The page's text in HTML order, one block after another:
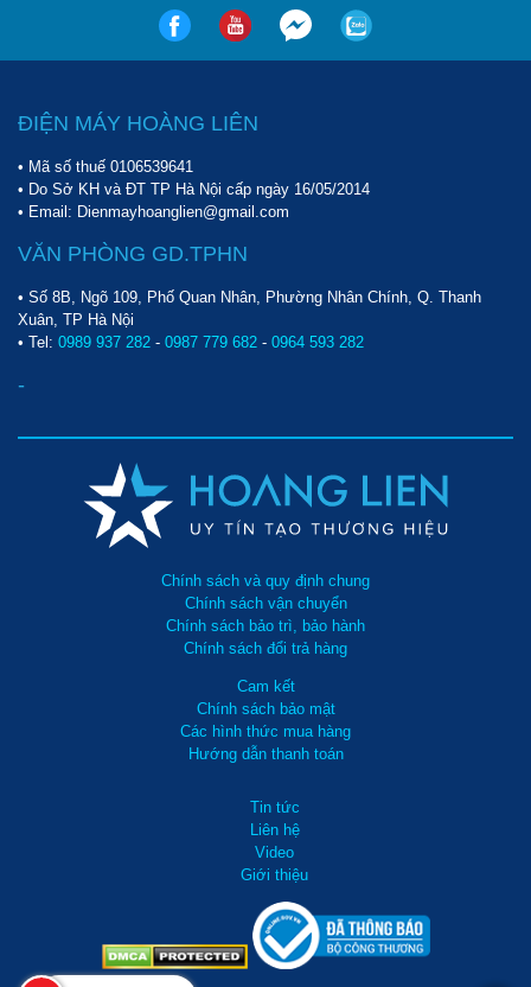
ĐIỆN MÁY HOÀNG LIÊN
• Mã số thuế 0106539641
• Do Sở KH và ĐT TP Hà Nội cấp ngày 16/05/2014
• Email: Dienmayhoanglien@gmail.com
VĂN PHÒNG GD.TPHN
• Số 8B, Ngõ 109, Phố Quan Nhân, Phường Nhân Chính, Q. Thanh
Xuân, TP Hà Nội
• Tel: 0989 937 282 - 0987 779 682 - 0964 593 282
-
Chính sách và quy định chung
Chính sách vận chuyển
Chính sách bảo trì, bảo hành
Chính sách đổi trả hàng
Cam kết
Chính sách bảo mật
Các hình thức mua hàng
Hướng dẫn thanh toán
Tin tức
Liên hệ
Video
Giới thiệu